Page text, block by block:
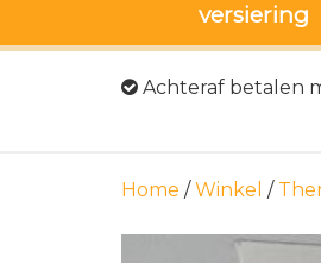
versiering
Achteraf betalen
Home /Winkel /